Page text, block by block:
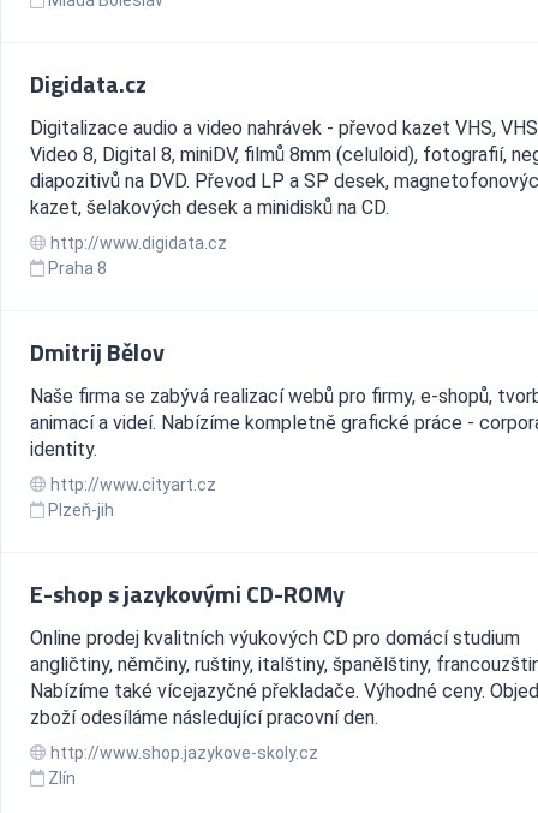
Digidata.cz
Digitalizace audio a video nahrávek - převod kazet VHS,
Video 8, Digital 8, miniDV, filmů 8mm (celuloid), fotografií,
diapozitivů na DVD. Převod LP a SP desek,
kazet, šelakových desek a minidisků na CD.
http://www.digidata.cz
Praha 8
Dmitrij Bělov
Naše firma se zabývá realizací webů pro firmy, e-shopů,
animací a videí. Nabízíme kompletně grafické práce -
identity.
http://www.cityart.cz
Plzeň-jih
E-shop s jazykovými CD-ROMy
Online prodej kvalitních výukových CD pro domácí studium
angličtiny, němčiny, ruštiny, italštiny, španělštiny,
Nabízíme také vícejazyčné překladače. Výhodné ceny.
zboží odesíláme následující pracovní den.
http://www.shop.jazykove-skoly.cz
Zlín